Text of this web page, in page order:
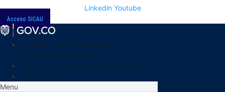
Linkedin Youtube
Acceso SICAU
Menu